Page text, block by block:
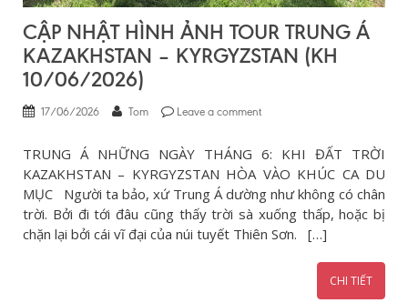
CẬP NHẬT HÌNH ẢNH TOUR TRUNG Á
KAZAKHSTAN – KYRGYZSTAN (KH
10/06/2026)
17/06/2026 Tom Leave a comment
TRUNG Á NHỮNG NGÀY THÁNG 6: KHI ĐẤT TRỜI
KAZAKHSTAN – KYRGYZSTAN HÒA VÀO KHÚC CA DU
MỤC Người ta bảo, xứ Trung Á dường như không có chân
trời. Bởi đi tới đâu cũng thấy trời sà xuống thấp, hoặc bị
chặn lại bởi cái vĩ đại của núi tuyết Thiên Sơn. […]
CHI TIẾT